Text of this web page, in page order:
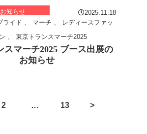
お知らせ
2025.11.18
ライド マーチ
レディースファッ
、東京トランスマーチ2025
スマーチ2025 ブース出展の
お知らせ
2 … 13 >